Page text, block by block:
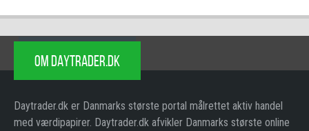
OM DAYTRADER.DK
Daytrader.dk er Danmarks største portal målrettet aktiv handel
med værdipapirer. Daytrader.dk afvikler Danmarks største online